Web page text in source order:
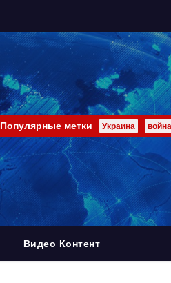
Популярные метки Украина война
Видео Контент